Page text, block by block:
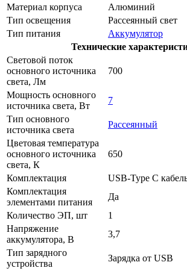
Материал корпуса
Алюминий
Тип освещения
Рассеянный свет
Тип питания
Аккумулятор
Технические
Световой поток
основного источника
света, Лм
700
Мощность основного
источника света, Вт
7
Тип основного
источника света
Рассеянный
Цветовая температура
основного источника
света, К
650
Комплектация
USB-Type C
Комплектация
элементами питания
Да
Количество ЭП, шт
1
Напряжение
аккумулятора, В
3,7
Тип зарядного
устройства
Зарядка от USB